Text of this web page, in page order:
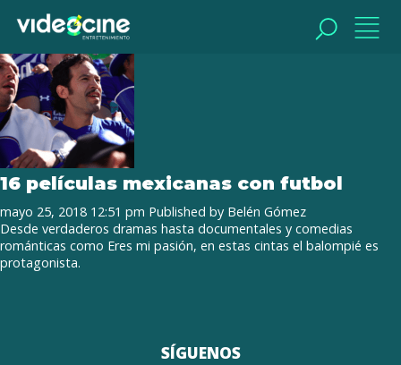
Tag Archive: FUTBOL EN EL CINE
16 películas mexicanas con futbol
mayo 25, 2018 12:51 pm Published by Belén Gómez
Desde verdaderos dramas hasta documentales y comedias
románticas como Eres mi pasión, en estas cintas el balompié es
protagonista.
SÍGUENOS